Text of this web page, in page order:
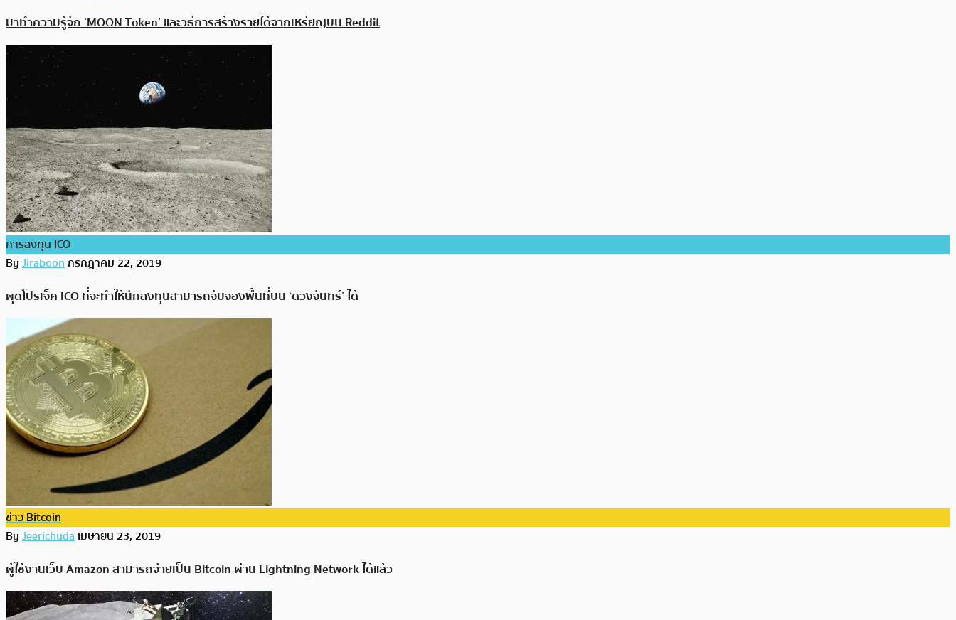
มาทำความรู้จัก ‘MOON Token’ และวิธีการสร้างรายได้จากเหรียญบน Reddit
การลงทุน ICO
ByJiraboonกรกฎาคม 22, 2019
ผุดโปรเจ็ค ICO ที่จะทำให้นักลงทุนสามารถจับจองพื้นที่บน ‘ดวงจันทร์’ ได้
ข่าว Bitcoin
ByJeerichudaเมษายน 23, 2019
ผู้ใช้งานเว็บ Amazon สามารถจ่ายเป็น Bitcoin ผ่าน Lightning Network ได้แล้ว